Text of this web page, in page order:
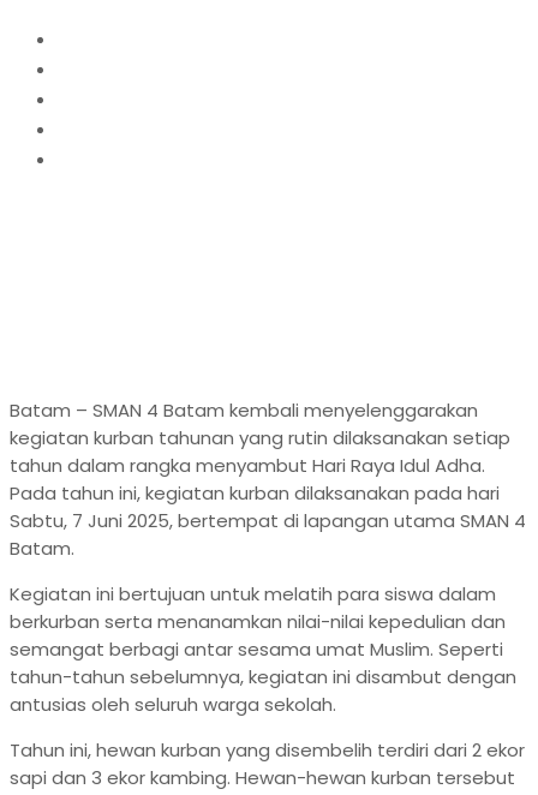
Batam – SMAN 4 Batam kembali menyelenggarakan
kegiatan kurban tahunan yang rutin dilaksanakan setiap
tahun dalam rangka menyambut Hari Raya Idul Adha.
Pada tahun ini, kegiatan kurban dilaksanakan pada hari
Sabtu, 7 Juni 2025, bertempat di lapangan utama SMAN 4
Batam.
Kegiatan ini bertujuan untuk melatih para siswa dalam
berkurban serta menanamkan nilai-nilai kepedulian dan
semangat berbagi antar sesama umat Muslim. Seperti
tahun-tahun sebelumnya, kegiatan ini disambut dengan
antusias oleh seluruh warga sekolah.
Tahun ini, hewan kurban yang disembelih terdiri dari 2 ekor
sapi dan 3 ekor kambing. Hewan-hewan kurban tersebut